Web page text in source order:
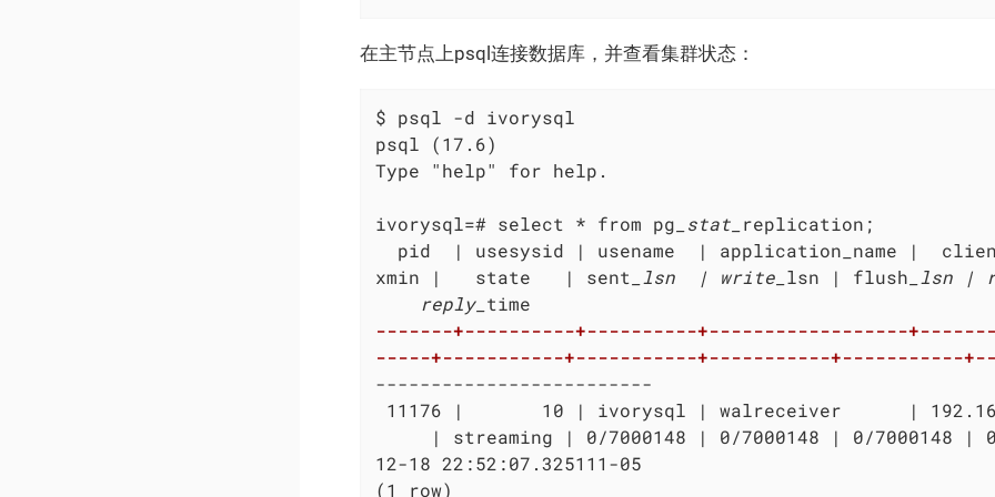
在主节点上psql连接数据库，并查看集群状态：
$ psql -d ivorysql
psql (17.6)
Type "help" for help.
ivorysql=# select * from pg _stat_
pid  | usesysid | usename  | application_name |
xmin |   state   | sent _lsn  | write_ lsn | flush _lsn |
    reply_
-------+----------+----------+------------------
-----+-----------+-----------+-----------+-----------
-------------------------
11176 |       10 | ivorysql | walreceiver      |
| streaming | 0/7000148 | 0/7000148 | 0/7000148 |
12-18 22:52:07.325111-05
(1 row)